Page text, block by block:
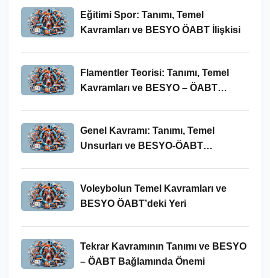
Eğitimi Spor: Tanımı, Temel
Kavramları ve BESYO ÖABT İlişkisi
Flamentler Teorisi: Tanımı, Temel
Kavramları ve BESYO – ÖABT
Genel Kavramı: Tanımı, Temel
Unsurları ve BESYO-ÖABT
Voleybolun Temel Kavramları ve
BESYO ÖABT’deki Yeri
Tekrar Kavramının Tanımı ve BESYO
– ÖABT Bağlamında Önemi